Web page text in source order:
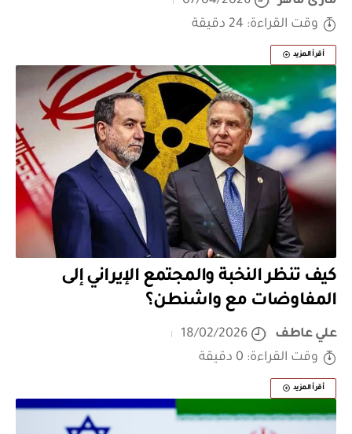
وقت القراءة: 24 دقيقة
أقرأ المزيد
كيف تنظر النخبة والمجتمع الإيراني إلى
المفاوضات مع واشنطن؟
علي عاطف
18/02/2026
وقت القراءة: 0 دقيقة
أقرأ المزيد